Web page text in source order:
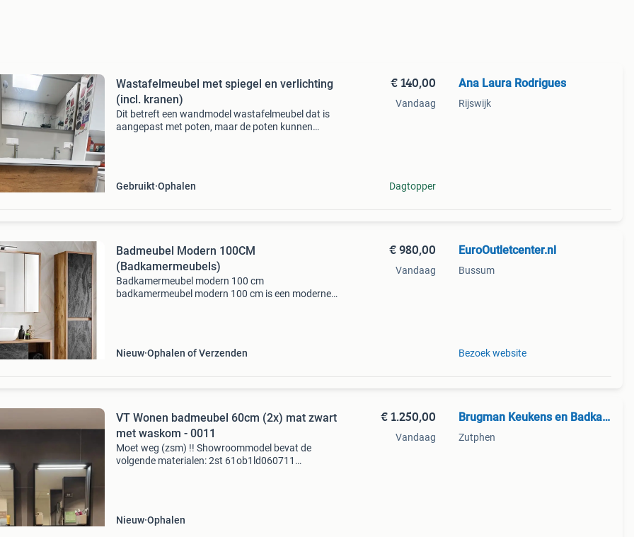
Wastafelmeubel met spiegel en verlichting
(incl. kranen)
Dit betreft een wandmodel wastafelmeubel dat is
aangepast met poten, maar de poten kunnen
Gebruikt Ophalen
€ 140,00
Vandaag
Dagtopper
Ana Laura Rodrigues
Rijswijk
Badmeubel Modern 100CM
(Badkamermeubels)
Badkamermeubel modern 100 cm
badkamermeubel modern 100 cm is een moderne
Nieuw Ophalen of Verzenden
€ 980,00
Vandaag
EuroOutletcenter.nl
Bussum
Bezoek website
VT Wonen badmeubel 60cm (2x) mat zwart
met waskom - 0011
Moet weg (zsm) !! Showroommodel bevat de
volgende materialen: 2st 61ob1ld060711
Nieuw Ophalen
€ 1.250,00
Vandaag
Brugman Keukens en Badkamers
Zutphen